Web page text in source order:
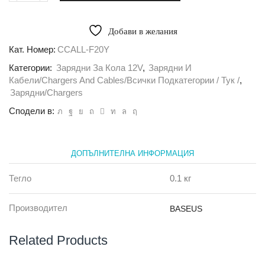
с
USB
Smat
Thin
жълт
Добави в желания
Кат. Номер: CCALL-F20Y
Категории: Зарядни За Кола 12V, Зарядни И
Кабели/Chargers And Cables/всички Подкатегории / Тук /,
Зарядни/Chargers
Сподели в:
ДОПЪЛНИТЕЛНА ИНФОРМАЦИЯ
Тегло 0.1 кг
Производител BASEUS
Related Products